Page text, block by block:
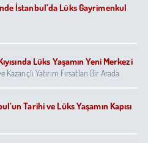
İstanbul’da Lüks Gayrimenkul
Lüks Yaşamın Yeni Merkezi
Kazançlı Yatırım Fırsatları Bir Arada
Tarihi ve Lüks Yaşamın Kapısı